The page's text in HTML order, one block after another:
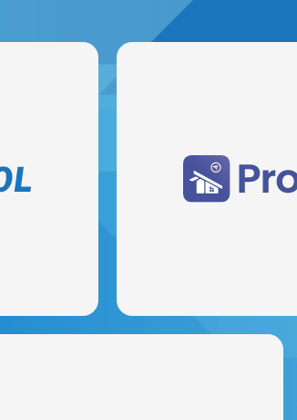
テム
きます。コス
プロパティマネ
セキュリティガード、居住者
ムで、多様な機